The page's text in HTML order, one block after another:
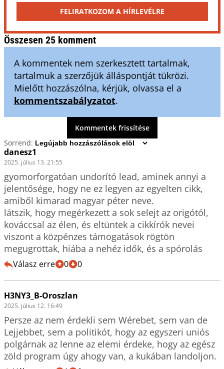
FELIRATKOZOM A HÍRLEVÉLRE
Összesen 25 komment
A kommentek nem szerkesztett tartalmak,
tartalmuk a szerzőjük álláspontját tükrözi.
Mielőtt hozzászólna, kérjük, olvassa el a
kommentszabályzatot.
Kommentek frissítése
Sorrend:
danesz1
2025. július 13. 21:55
gyomorforgatóan undorító lead, aminek annyi a
jelentősége, hogy ne ez legyen az egyelten cikk,
amiből kimarad magyar péter neve.
látszik, hogy megérkezett a sok selejt az origótól,
kováccsal az élen, és eltüntek a cikkírók nevei
viszont a közpénzes támogatások rögtön
megugrottak, hiába a nehéz idők, és a spórolás
Válasz erre 0 0
H3NY3_B-Oroszlan
2025. július 12. 16:49
Persze az nem érdekli sem Wérebet, sem van de
Lejjebbet, sem a politikót, hogy az egyszeri uniós
polgárnak az lenne az elemi érdeke, hogy az egész
zöld program úgy ahogy van, a kukában landoljon.